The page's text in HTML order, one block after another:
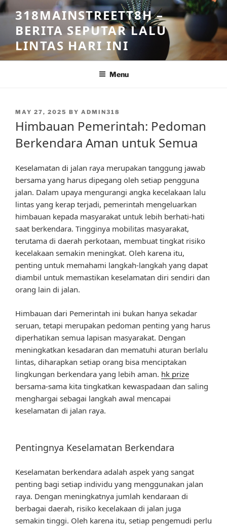
Skip
to
content
318MAINSTREETT8H –
BERITA SEPUTAR LALU
LINTAS HARI INI
Menu
POSTED
MAY 27, 2025 BY ADMIN318
Himbauan Pemerintah: Pedoman
Berkendara Aman untuk Semua
Keselamatan di jalan raya merupakan tanggung jawab
bersama yang harus dipegang oleh setiap pengguna
jalan. Dalam upaya mengurangi angka kecelakaan lalu
lintas yang kerap terjadi, pemerintah mengeluarkan
himbauan kepada masyarakat untuk lebih berhati-hati
saat berkendara. Tingginya mobilitas masyarakat,
terutama di daerah perkotaan, membuat tingkat risiko
kecelakaan semakin meningkat. Oleh karena itu,
penting untuk memahami langkah-langkah yang dapat
diambil untuk memastikan keselamatan diri sendiri dan
orang lain di jalan.
Himbauan dari Pemerintah ini bukan hanya sekadar
seruan, tetapi merupakan pedoman penting yang harus
diperhatikan semua lapisan masyarakat. Dengan
meningkatkan kesadaran dan mematuhi aturan berlalu
lintas, diharapkan setiap orang bisa menciptakan
lingkungan berkendara yang lebih aman. hk prize
bersama-sama kita tingkatkan kewaspadaan dan saling
menghargai sebagai langkah awal mencapai
keselamatan di jalan raya.
Pentingnya Keselamatan Berkendara
Keselamatan berkendara adalah aspek yang sangat
penting bagi setiap individu yang menggunakan jalan
raya. Dengan meningkatnya jumlah kendaraan di
berbagai daerah, risiko kecelakaan di jalan juga
semakin tinggi. Oleh karena itu, setiap pengemudi perlu